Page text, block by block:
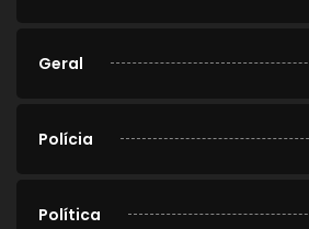
Geral
Polícia
Política